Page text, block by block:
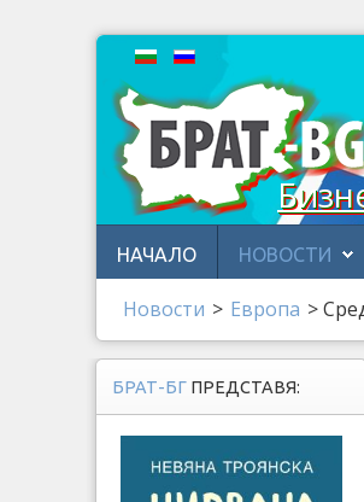
НАЧАЛО НОВОСТИ
Новости > Европа >
БРАТ-БГ ПРЕДСТАВЯ: